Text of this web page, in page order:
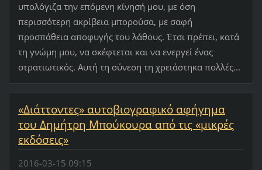
υπολόγιζα την επόμενη κίνησή μου, με όση
περισσότερη ακρίβεια μπορούσα, με σαφή
προσπάθεια αποφυγής του λάθους. Έτσι πρέπει, κατά
τη γνώμη μου, να σκέφτεται και να ενεργεί ένας
στρατιωτικός. Αυτή τη σύνεση τη χρειάστηκα πολλές...
«Διάττοντες» αυτοβιογραφικό αφήγημα
του Δημήτρη Μπούκουρα από τις «μικρές
εκδόσεις»
2016-03-15 09:15